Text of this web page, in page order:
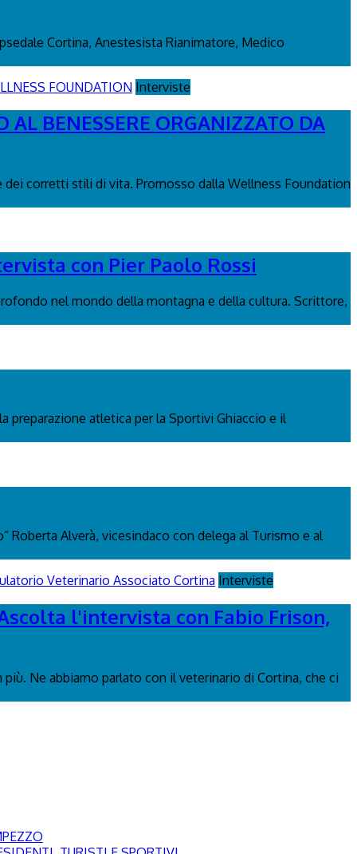
Cortina, Anestesista Rianimatore, Medico
Interviste
BENESSERE ORGANIZZATO DA
corretti stili di vita. Promosso dalla Wellness Foundation
con Pier Paolo Rossi
nel mondo della montagna e della cultura. Scrittore,
preparazione atletica per la Sportivi Ghiaccio e il
Roberta Alverà, vicesindaco con delega al Turismo e al
Interviste
l'intervista con Fabio Frison,
Ne abbiamo parlato con il veterinario di Cortina, che ci